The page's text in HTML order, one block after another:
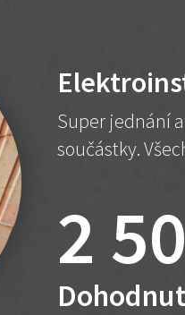
Super jednání
součástky.
2